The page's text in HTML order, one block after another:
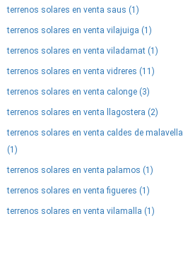
terrenos solares en venta saus (1)
terrenos solares en venta vilajuiga (1)
terrenos solares en venta viladamat (1)
terrenos solares en venta vidreres (11)
terrenos solares en venta calonge (3)
terrenos solares en venta llagostera (2)
terrenos solares en venta caldes de malavella
(1)
terrenos solares en venta palamos (1)
terrenos solares en venta figueres (1)
terrenos solares en venta vilamalla (1)